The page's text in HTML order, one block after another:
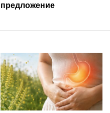
предложение